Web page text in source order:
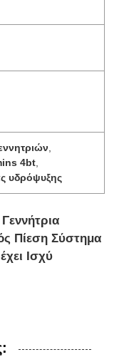
4bt
υδρόψυξης
Πίεση Σύστημα
Ισχύ